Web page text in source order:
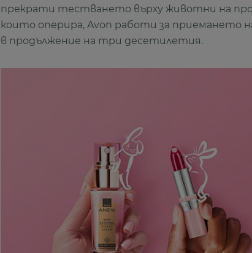
прекрати тестването върху животни на
които оперира, Avon работи за
в продължение на три десетилетия.